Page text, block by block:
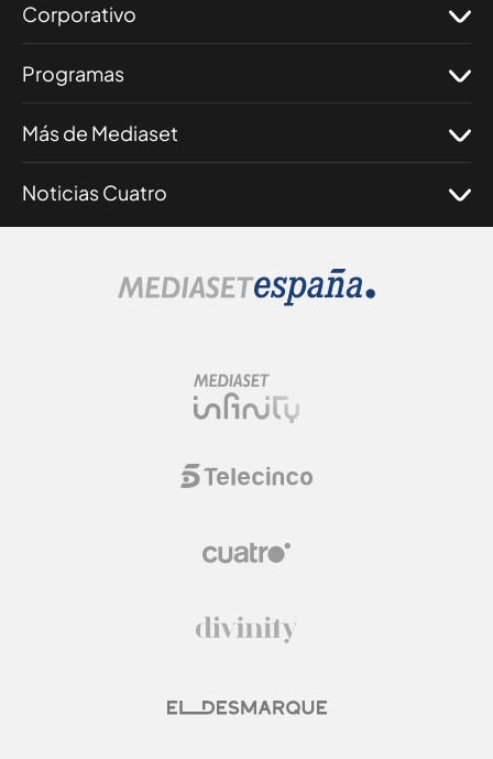
Corporativo
Programas
Más de Mediaset
Noticias Cuatro